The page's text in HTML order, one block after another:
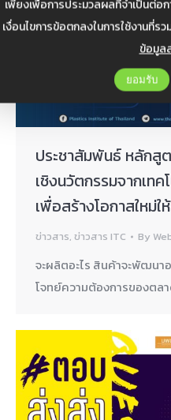
เพียงเพื่อการประมวลผลที่จำเป็นต่
เงื่อนไขการข้อตกลงในการใช้งานที่ร
ข้อมูล
ยอมรับ
ประชาสัมพันธ์ หลัก
เชิงนวัตกรรมจากเท
เพื่อสร้างโอกาสใหม่ใ
ข่าวสาร, ข่าวสาร ITC By
จะผลิตอะไร สินค้าจะพัฒนา
โจทย์ความต้องการของตล